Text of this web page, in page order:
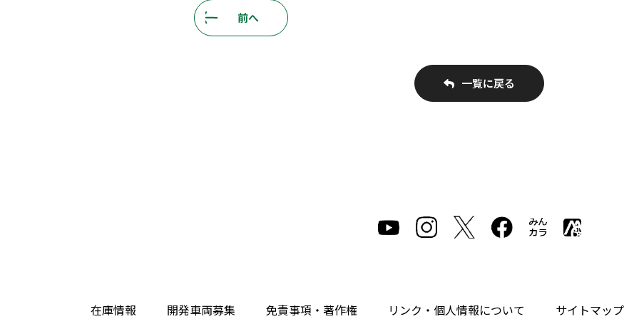
前へ
一覧に戻る
在庫情報 開発車両募集 免責事項・著作権 リンク・個人情報について サイトマップ